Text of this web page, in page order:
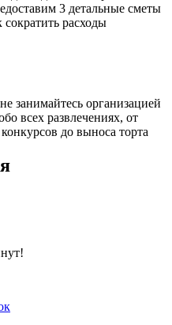
3 детальные сметы
расходы
занимайтесь организацией
всех развлечениях, от
до выноса торта